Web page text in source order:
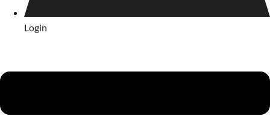
Login